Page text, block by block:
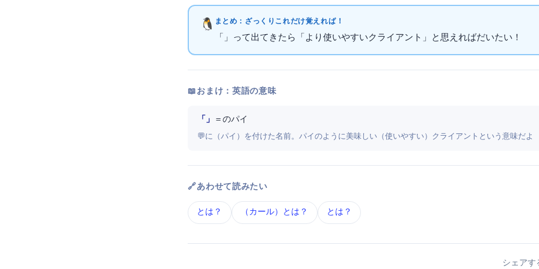
まとめ：ざっくりこれだけ覚えればOK！
「HTTPie」って出てきたら「curlより使いやすいクライアント」と思えればだいたいOK！
📖 おまけ：英語の意味
「HTTP + pie」 ＝ HTTPのパイ
💬 HTTPにpie（パイ）を付けた名前。パイのように美味しい（使いやすい）HTTPクライアントという意味だよ
🔗 あわせて読みたい
API とは？ cURL（カール） とは？ REST API とは？
シェアす